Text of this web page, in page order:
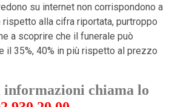
su internet non corrispondono a
rispetto alla cifra riportata, purtroppo
a scoprire che il funerale può
il 35%, 40% in più rispetto al prezzo
chiama lo